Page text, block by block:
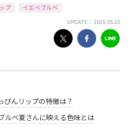
プ イエベブルベ
UPDATE： 2025.05.22
ぴんリップの特徴は？
ルベ夏さんに映える色味とは